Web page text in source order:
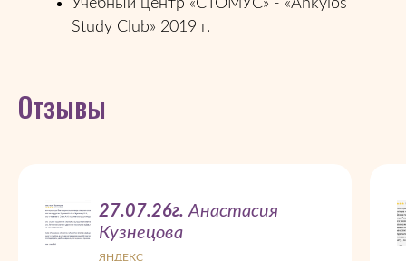
Учебный центр «СТОМУС» - «Ankylos
Study Club» 2019 г.
Отзывы
27.07.26г. Анастасия
Кузнецова
ЯНДЕКС